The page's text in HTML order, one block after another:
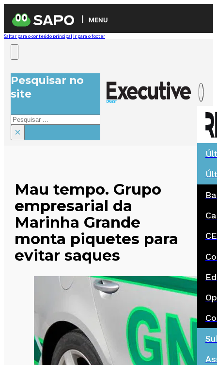
MENU
Saltar para o conteúdo principal Ir para o footer
Pesquisar no
site
Pesquisar
×
Mau tempo. Grupo
empresarial da
Marinha Grande
monta piquetes para
evitar saques